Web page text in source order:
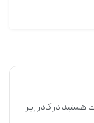
در کادر زیر